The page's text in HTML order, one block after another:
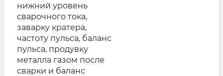
нижний уровень
сварочного тока,
заварку кратера,
частоту пульса, баланс
пульса, продувку
металла газом после
сварки и баланс